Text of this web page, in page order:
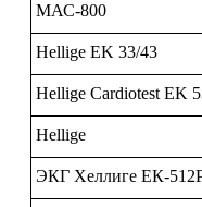
МАС-800
Hellige EK 33/43
Hellige Cardiotest EK
Hellige
ЭКГ Хеллиге ЕК-